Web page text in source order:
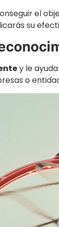
el
su
y le
o